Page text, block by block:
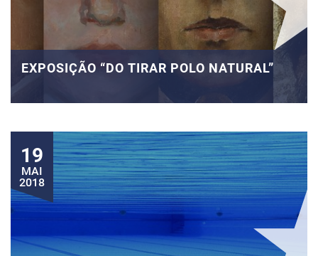
EXPOSIÇÃO “DO TIRAR POLO NATURAL”
19
MAI
2018